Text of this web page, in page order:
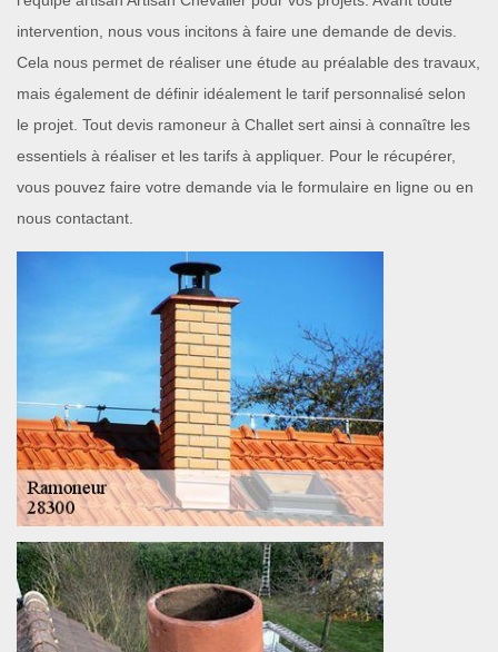
intervention, nous vous incitons à faire une demande de devis.
Cela nous permet de réaliser une étude au préalable des travaux,
mais également de définir idéalement le tarif personnalisé selon
le projet. Tout devis ramoneur à Challet sert ainsi à connaître les
essentiels à réaliser et les tarifs à appliquer. Pour le récupérer,
vous pouvez faire votre demande via le formulaire en ligne ou en
nous contactant.